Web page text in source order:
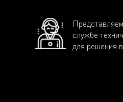
службе
для решения